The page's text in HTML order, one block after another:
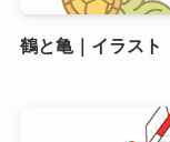
鶴と亀｜イラスト